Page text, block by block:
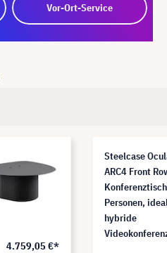
Vor-Ort-Service
4.759,05 €*
Steelcase
ARC4 Front
Personen,
hybride